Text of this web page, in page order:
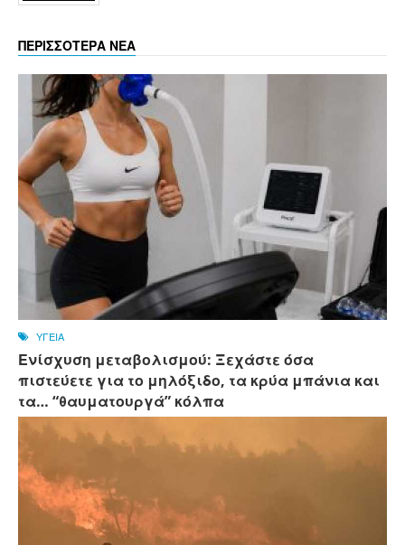
ΠΕΡΙΣΣΟΤΕΡΑ ΝΕΑ
ΥΓΕΙΑ
Ενίσχυση μεταβολισμού: Ξεχάστε όσα
πιστεύετε για το μηλόξιδο, τα κρύα μπάνια και
τα… “θαυματουργά” κόλπα